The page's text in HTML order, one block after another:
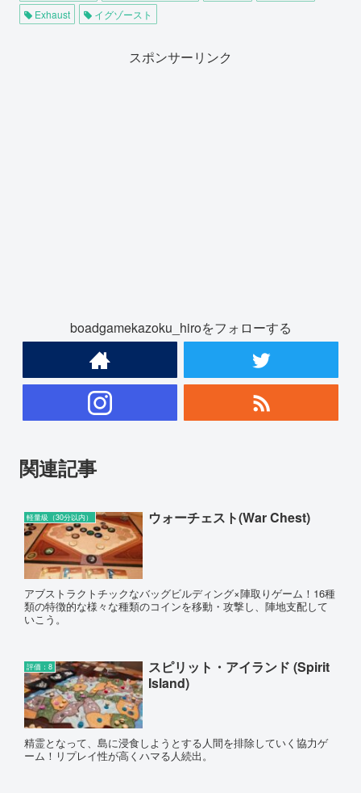
Exhaust
イグゾースト
スポンサーリンク
boadgamekazoku_hiroをフォローする
関連記事
軽量級（30分以内） ウォーチェスト(War Chest)
アブストラクトチックなバッグビルディング×陣取りゲーム！16種
類の特徴的な様々な種類のコインを移動・攻撃し、陣地支配して
いこう。
評価：8
スピリット・アイランド (Spirit
Island)
精霊となって、島に浸食しようとする人間を排除していく協力ゲ
ーム！リプレイ性が高くハマる人続出。